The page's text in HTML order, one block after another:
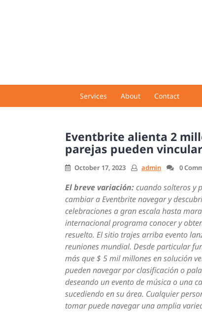
Services About Contact
Eventbrite alienta 2
parejas pueden
October 17, 2023 admin 0
El breve variación:cuando solteros y
cambiar a Eventbrite navegar y
celebraciones a gran escala hasta
internacional programa conocer y
resuelto. El sitio trajes arriba evento
reuniones mundial. Desde particular
más que $ 5 mil millones en solución
pueden navegar por clasificación o
deseando un evento de música o una
sucediendo en su área. Cualquier
tomar puede navegar una amplia